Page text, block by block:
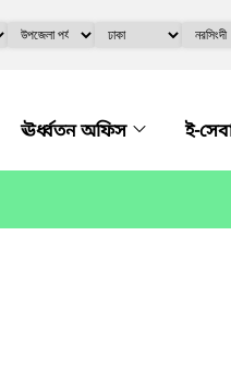
ঊর্ধ্বতন অফিস ই-